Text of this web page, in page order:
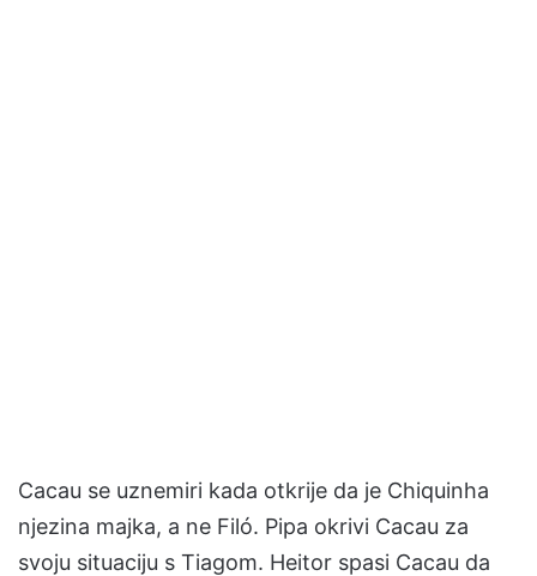
Cacau se uznemiri kada otkrije da je Chiquinha
njezina majka, a ne Filó. Pipa okrivi Cacau za
svoju situaciju s Tiagom. Heitor spasi Cacau da